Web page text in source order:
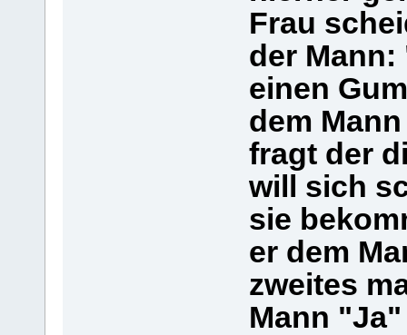
Frau
der
einen
dem
fragt der
will sich
sie
er dem
zweites
Mann